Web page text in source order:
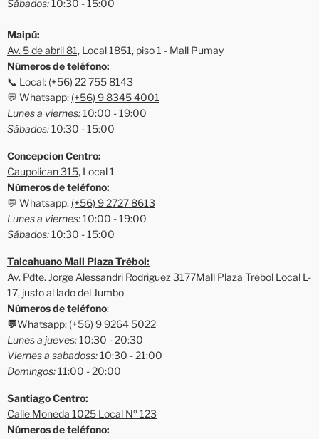
Sábados:10:30 - 15:00
Maipú:
Av. 5 de abril 81, Local 1851, piso 1 - Mall Pumay
Números de teléfono:
📞 Local: (+56) 22 755 8143
💬 Whatsapp: (+56) 9 8345 4001
Lunes a viernes:10:00 - 19:00
Sábados:10:30 - 15:00
Concepcion Centro:
Caupolican 315, Local 1
Números de teléfono:
💬 Whatsapp: (+56) 9 2727 8613
Lunes a viernes:10:00 - 19:00
Sábados:10:30 - 15:00
Talcahuano Mall Plaza Trébol:
Av. Pdte. Jorge Alessandri Rodriguez 3177Mall Plaza Trébol Local L-
17, justo al lado del Jumbo
Números de teléfono:
💬Whatsapp: (+56) 9 9264 5022
Lunes a jueves:10:30 - 20:30
Viernes a sabadoss:10:30 - 21:00
Domingos:11:00 - 20:00
Santiago Centro:
Calle Moneda 1025 Local Nº 123
Números de teléfono: